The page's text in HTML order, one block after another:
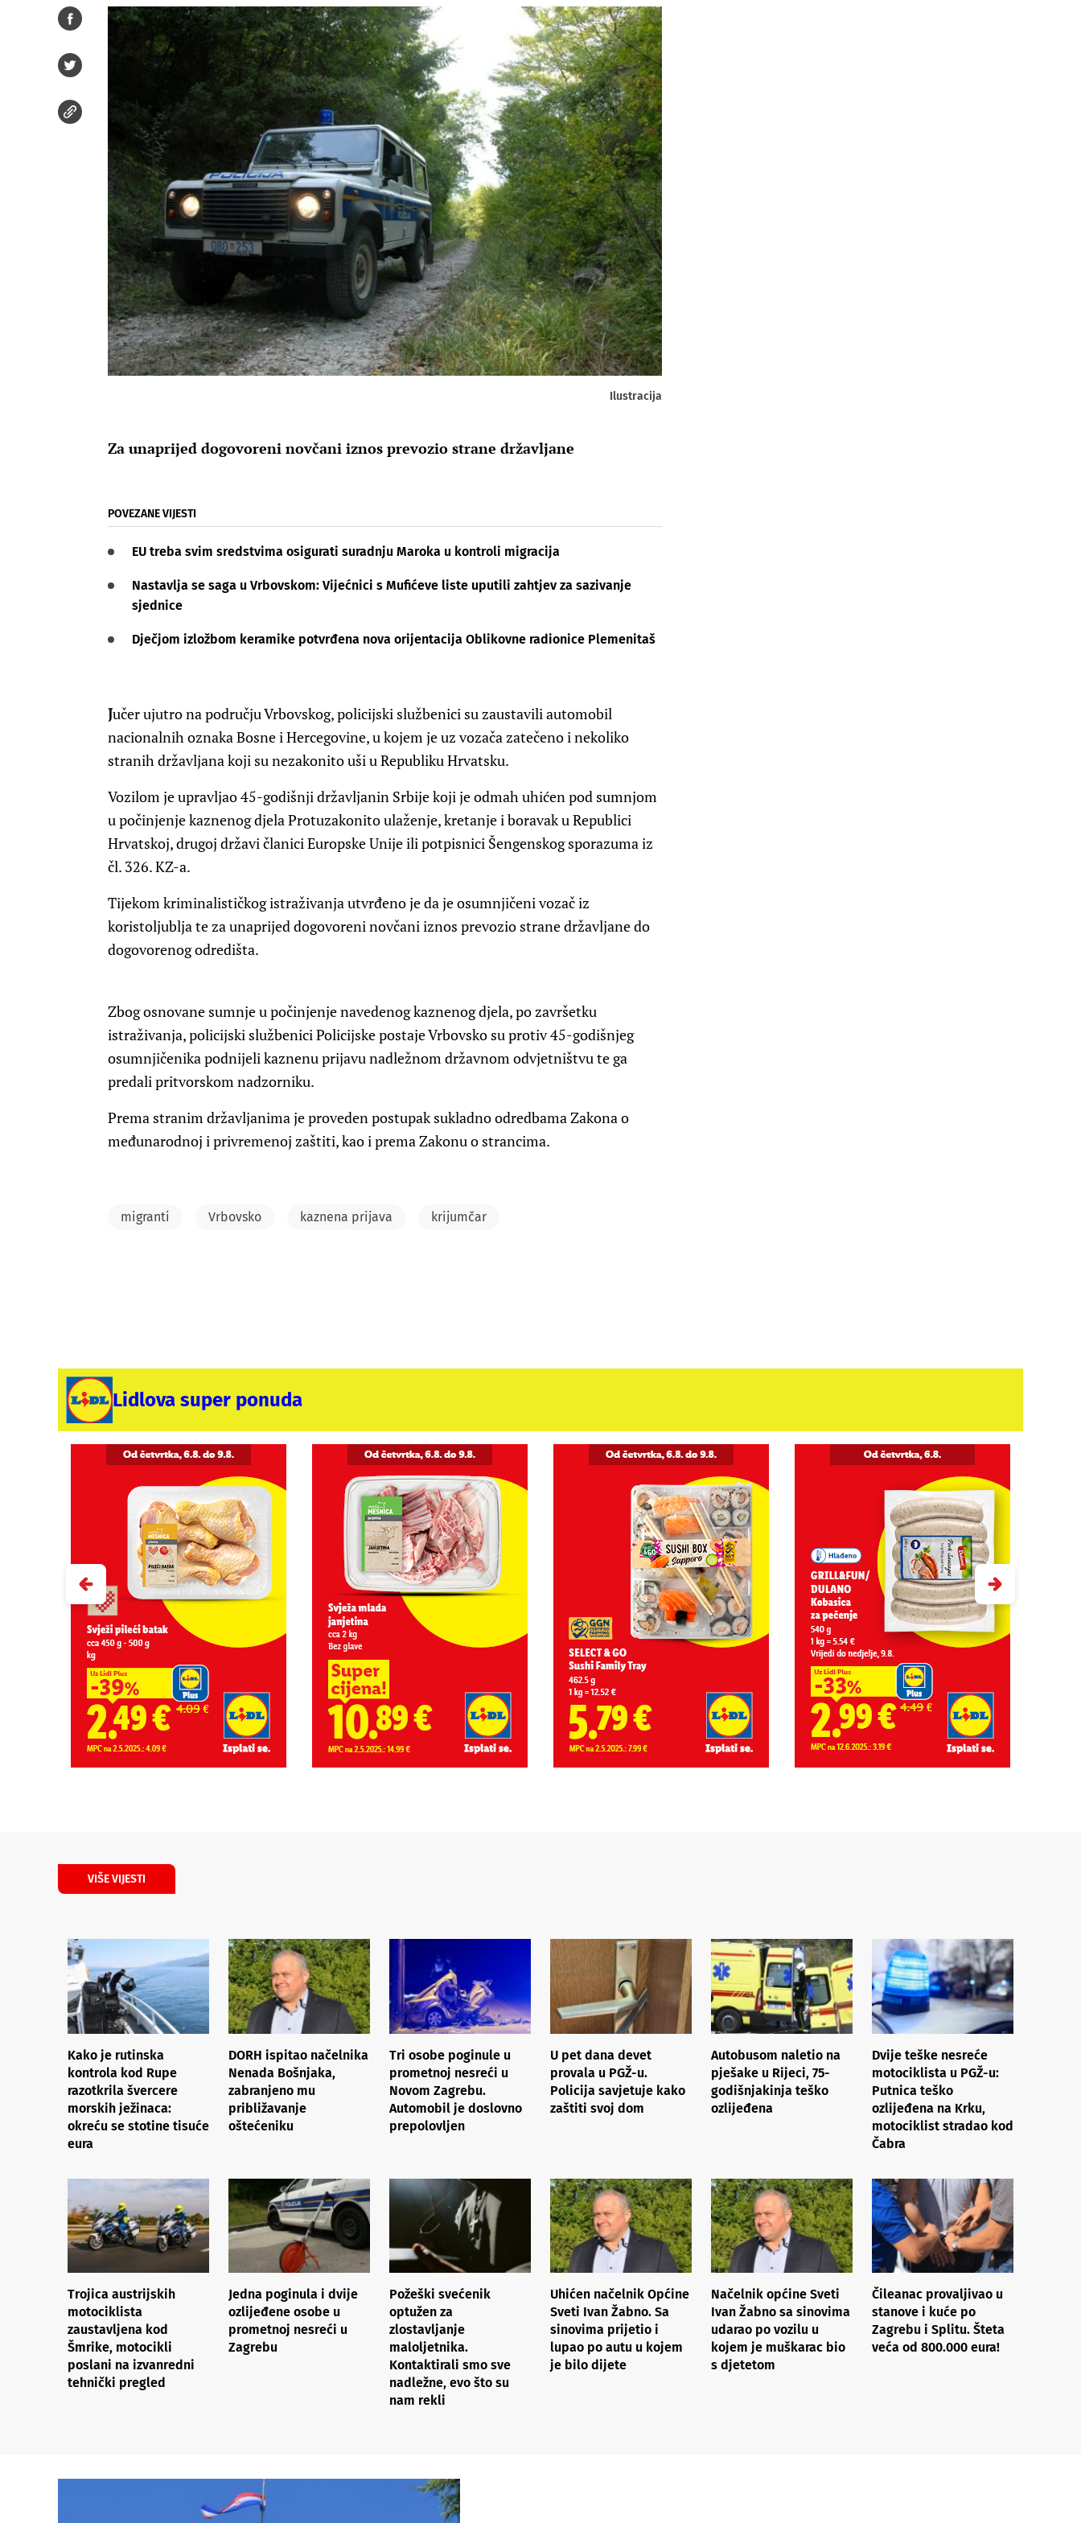
Ilustracija
Za unaprijed dogovoreni novčani iznos prevozio strane državljane
POVEZANE VIJESTI
EU treba svim sredstvima osigurati suradnju Maroka u kontroli migracija
Nastavlja se saga u Vrbovskom: Vijećnici s Mufićeve liste uputili zahtjev za sazivanje
sjednice
Dječjom izložbom keramike potvrđena nova orijentacija Oblikovne radionice Plemenitaš
Jučer ujutro na području Vrbovskog, policijski službenici su zaustavili automobil
nacionalnih oznaka Bosne i Hercegovine, u kojem je uz vozača zatečeno i nekoliko
stranih državljana koji su nezakonito uši u Republiku Hrvatsku.
Vozilom je upravljao 45-godišnji državljanin Srbije koji je odmah uhićen pod sumnjom
u počinjenje kaznenog djela Protuzakonito ulaženje, kretanje i boravak u Republici
Hrvatskoj, drugoj državi članici Europske Unije ili potpisnici Šengenskog sporazuma iz
čl. 326. KZ-a.
Tijekom kriminalističkog istraživanja utvrđeno je da je osumnjičeni vozač iz
koristoljublja te za unaprijed dogovoreni novčani iznos prevozio strane državljane do
dogovorenog odredišta.
Zbog osnovane sumnje u počinjenje navedenog kaznenog djela, po završetku
istraživanja, policijski službenici Policijske postaje Vrbovsko su protiv 45-godišnjeg
osumnjičenika podnijeli kaznenu prijavu nadležnom državnom odvjetništvu te ga
predali pritvorskom nadzorniku.
Prema stranim državljanima je proveden postupak sukladno odredbama Zakona o
međunarodnoj i privremenoj zaštiti, kao i prema Zakonu o strancima.
migranti Vrbovsko kaznena prijava krijumčar
Lidlova super ponuda
VIŠE VIJESTI
Kako je rutinska
kontrola kod Rupe
razotkrila švercere
morskih ježinaca:
okreću se stotine tisuće
eura
DORH ispitao načelnika
Nenada Bošnjaka,
zabranjeno mu
približavanje
oštećeniku
Tri osobe poginule u
prometnoj nesreći u
Novom Zagrebu.
Automobil je doslovno
prepolovljen
U pet dana devet
provala u PGŽ-u.
Policija savjetuje kako
zaštiti svoj dom
Autobusom naletio na
pješake u Rijeci, 75-
godišnjakinja teško
ozlijeđena
Dvije teške nesreće
motociklista u PGŽ-u:
Putnica teško
ozlijeđena na Krku,
motociklist stradao kod
Čabra
Trojica austrijskih
motociklista
zaustavljena kod
Šmrike, motocikli
poslani na izvanredni
tehnički pregled
Jedna poginula i dvije
ozlijeđene osobe u
prometnoj nesreći u
Zagrebu
Požeški svećenik
optužen za
zlostavljanje
maloljetnika.
Kontaktirali smo sve
nadležne, evo što su
nam rekli
Uhićen načelnik Općine
Sveti Ivan Žabno. Sa
sinovima prijetio i
lupao po autu u kojem
je bilo dijete
Načelnik općine Sveti
Ivan Žabno sa sinovima
udarao po vozilu u
kojem je muškarac bio
s djetetom
Čileanac provaljivao u
stanove i kuće po
Zagrebu i Splitu. Šteta
veća od 800.000 eura!